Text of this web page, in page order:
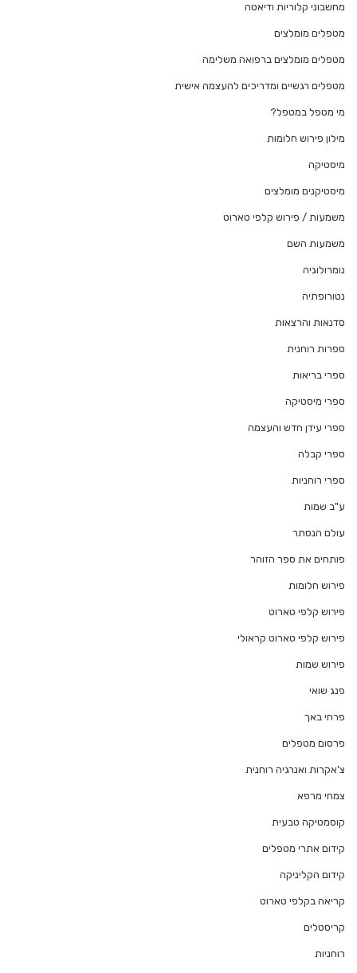
מחשבוני קלוריות ודיאטה
מטפלים מומלצים
מטפלים מומלצים ברפואה משלימה
מטפלים רגשיים ומדריכים להעצמה אישית
מי מטפל במטפל?
מילון פירוש חלומות
מיסטיקה
מיסטיקנים מומלצים
משמעות / פירוש קלפי טארוט
משמעות השם
נומרולוגיה
נטורופתיה
סדנאות והרצאות
ספרות רוחנית
ספרי בריאות
ספרי מיסטיקה
ספרי עידן חדש והעצמה
ספרי קבלה
ספרי רוחניות
ע"ב שמות
עולם הנסתר
פותחים את ספר הזוהר
פירוש חלומות
פירוש קלפי טארוט
פירוש קלפי טארוט קראולי
פירוש שמות
פנג שואי
פרחי באך
פרסום מטפלים
צ'אקרות ואנרגיה רוחנית
צמחי מרפא
קוסמטיקה טבעית
קידום אתרי מטפלים
קידום הקליניקה
קריאה בקלפי טארוט
קריסטלים
רוחניות